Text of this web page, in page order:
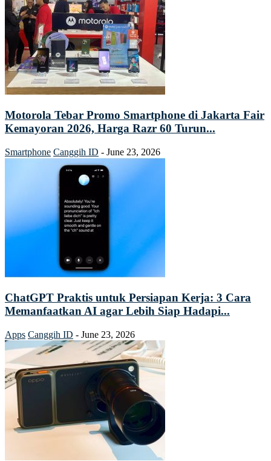
Motorola Tebar Promo Smartphone di Jakarta Fair
Kemayoran 2026, Harga Razr 60 Turun...
Smartphone Canggih ID - June 23, 2026
ChatGPT Praktis untuk Persiapan Kerja: 3 Cara
Memanfaatkan AI agar Lebih Siap Hadapi...
Apps Canggih ID - June 23, 2026